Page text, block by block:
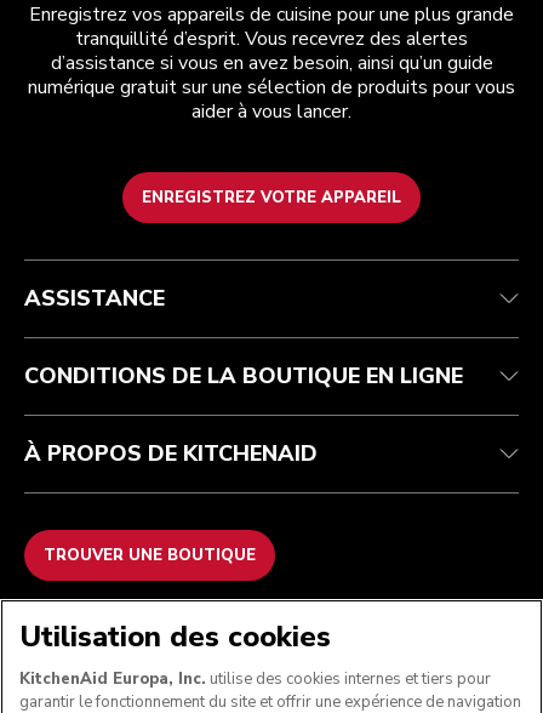
Enregistrez vos appareils de cuisine pour une plus grande
tranquillité d’esprit. Vous recevrez des alertes
d’assistance si vous en avez besoin, ainsi qu’un guide
numérique gratuit sur une sélection de produits pour vous
aider à vous lancer.
ENREGISTREZ VOTRE APPAREIL
Health Check
Suivez votre commande
Garantie et documents
Recupel
Conditions générales de vente
Retours et remboursements
Imprint
ODR
La marque
Trouver une boutique
ASSISTANCE
CONDITIONS DE LA BOUTIQUE EN LIGNE
À PROPOS DE KITCHENAID
TROUVER UNE BOUTIQUE
NOUS ACCEPTONS
Utilisation des cookies
KitchenAid Europa, Inc. utilise des cookies internes et tiers pour
garantir le fonctionnement du site et offrir une expérience de navigation